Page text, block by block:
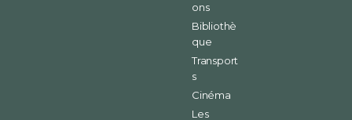
ons
Bibliothè
que
Transport
s
Cinéma
Les